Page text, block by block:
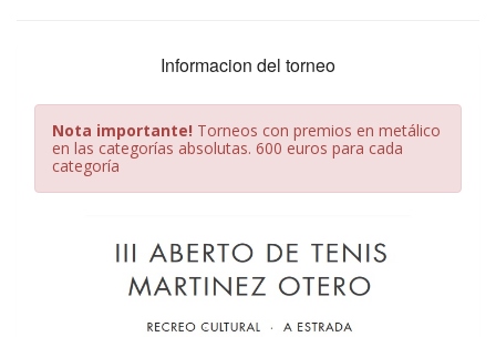
Informacion del torneo
Nota importante! Torneos con premios en metálico
en las categorías absolutas. 600 euros para cada
categoría